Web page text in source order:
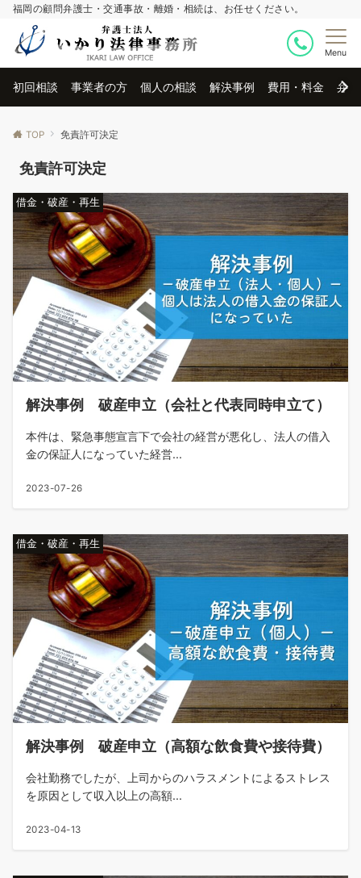
福岡の顧問弁護士・交通事故・離婚・相続は、お任せください。
Menu
初回相談 事業者の方 個人の相談 解決事例 費用・料金 弁
TOP 免責許可決定
免責許可決定
借金・破産・再生
解決事例 破産申立（会社と代表同時申立て）
本件は、緊急事態宣言下で会社の経営が悪化し、法人の借入
金の保証人になっていた経営...
2023-07-26
借金・破産・再生
解決事例 破産申立（高額な飲食費や接待費）
会社勤務でしたが、上司からのハラスメントによるストレス
を原因として収入以上の高額...
2023-04-13